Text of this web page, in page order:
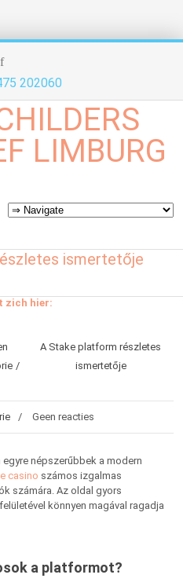
202060
ismertetője
zich hier:
A Stake platform részletes
ismertetője
Geen reacties
népszerűbbek a modern
casino számos izgalmas
számára. Az oldal gyors
könnyen magával ragadja
a platformot?